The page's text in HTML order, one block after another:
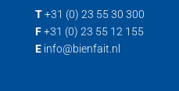
T +31 (0) 23 55 30 300
F +31 (0) 23 55 12 155
E info@bienfait.nl